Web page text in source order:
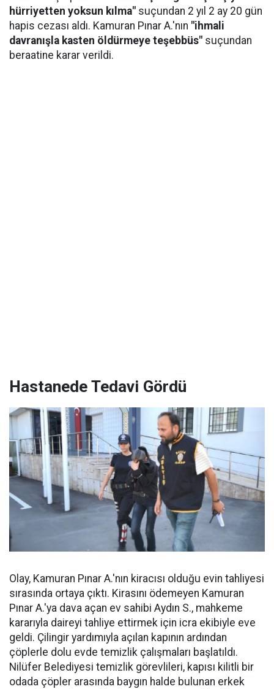
hürriyetten yoksun kılma" suçundan 2 yıl 2 ay 20 gün
hapis cezası aldı. Kamuran Pınar A.'nın "ihmali
davranışla kasten öldürmeye teşebbüs" suçundan
beraatine karar verildi.
Hastanede Tedavi Gördü
Olay, Kamuran Pınar A.'nın kiracısı olduğu evin tahliyesi
sırasında ortaya çıktı. Kirasını ödemeyen Kamuran
Pınar A.'ya dava açan ev sahibi Aydın S., mahkeme
kararıyla daireyi tahliye ettirmek için icra ekibiyle eve
geldi. Çilingir yardımıyla açılan kapının ardından
çöplerle dolu evde temizlik çalışmaları başlatıldı.
Nilüfer Belediyesi temizlik görevlileri, kapısı kilitli bir
odada çöpler arasında baygın halde bulunan erkek